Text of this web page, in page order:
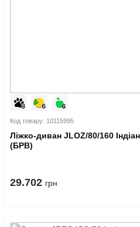
Код товару: 10115995
Ліжко-диван JLOZ/80/160
(БРВ)
29.702 грн